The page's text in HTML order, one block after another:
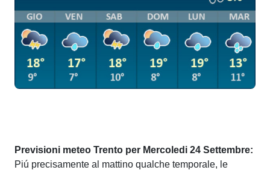
Previsioni meteo Trento per Mercoledi 24 Settembre:
Piú precisamente al mattino qualche temporale, le